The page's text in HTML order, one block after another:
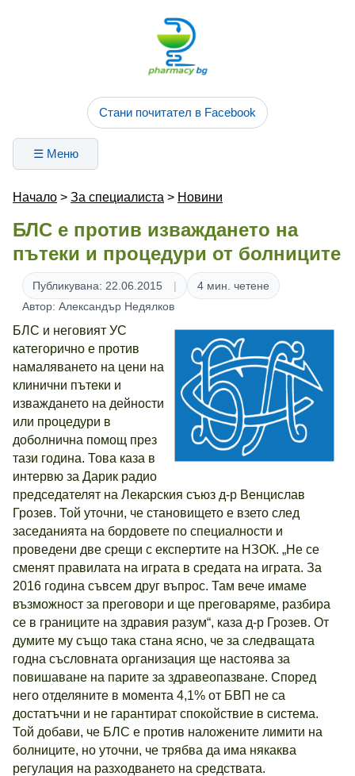
Стани почитател в Facebook
☰ Меню
Начало > За специалиста > Новини
БЛС е против изваждането на
пътеки и процедури от болниците
Публикувана: 22.06.2015
4 мин. четене
Автор: Александър Недялков
БЛС и неговият УС
категорично е против
намаляването на цени на
клинични пътеки и
изваждането на дейности
или процедури в
доболнична помощ през
тази година. Това каза в
интервю за Дарик радио
председателят на Лекарския съюз д-р Венцислав
Грозев. Той уточни, че становището е взето след
заседанията на бордовете по специалности и
проведени две срещи с експертите на НЗОК. „Не се
сменят правилата на играта в средата на играта. За
2016 година съвсем друг въпрос. Там вече имаме
възможност за преговори и ще преговаряме, разбира
се в границите на здравия разум“, каза д-р Грозев. От
думите му също така стана ясно, че за следващата
годна съсловната организация ще настоява за
повишаване на парите за здравеопазване. Според
него отделяните в момента 4,1% от БВП не са
достатъчни и не гарантират спокойствие в система.
Той добави, че БЛС е против наложените лимити на
болниците, но уточни, че трябва да има някаква
регулация на разходването на средствата.